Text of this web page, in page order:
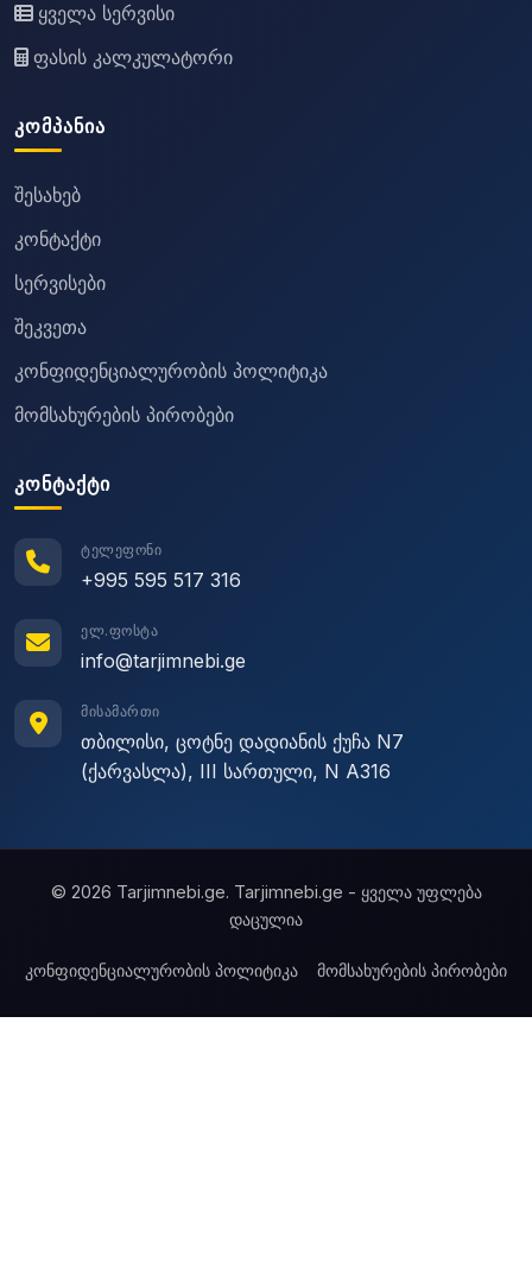
ყველა სერვისი
ფასის კალკულატორი
ᲙᲝᲛᲞᲐᲜᲘᲐ
შესახებ
კონტაქტი
სერვისები
შეკვეთა
კონფიდენციალურობის პოლიტიკა
მომსახურების პირობები
ᲙᲝᲜᲢᲐᲥᲢᲘ
ᲢᲔᲚᲔᲤᲝᲜᲘ
+995 595 517 316
ᲔᲚ.ᲤᲝᲡᲢᲐ
info@tarjimnebi.ge
ᲛᲘᲡᲐᲛᲐᲠᲗᲘ
თბილისი, ცოტნე დადიანის ქუჩა N7
(ქარვასლა), III სართული, N A316
© 2026 Tarjimnebi.ge. Tarjimnebi.ge - ყველა უფლება
დაცულია
კონფიდენციალურობის პოლიტიკა მომსახურების პირობები